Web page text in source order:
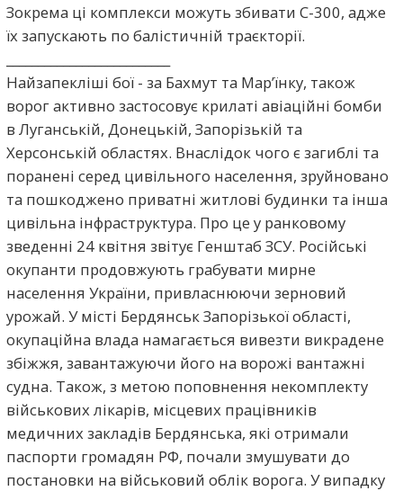
Зокрема ці комплекси можуть збивати С-300, адже
їх запускають по балістичній траєкторії.
Найзапекліші бої - за Бахмут та Мар’їнку, також
ворог активно застосовує крилаті авіаційні бомби
в Луганській, Донецькій, Запорізькій та
Херсонській областях. Внаслідок чого є загиблі та
поранені серед цивільного населення, зруйновано
та пошкоджено приватні житлові будинки та інша
цивільна інфраструктура. Про це у ранковому
зведенні 24 квітня звітує Генштаб ЗСУ. Російські
окупанти продовжують грабувати мирне
населення України, привласнюючи зерновий
урожай. У місті Бердянськ Запорізької області,
окупаційна влада намагається вивезти викрадене
збіжжя, завантажуючи його на ворожі вантажні
судна. Також, з метою поповнення некомплекту
військових лікарів, місцевих працівників
медичних закладів Бердянська, які отримали
паспорти громадян РФ, почали змушувати до
постановки на військовий облік ворога. У випадку